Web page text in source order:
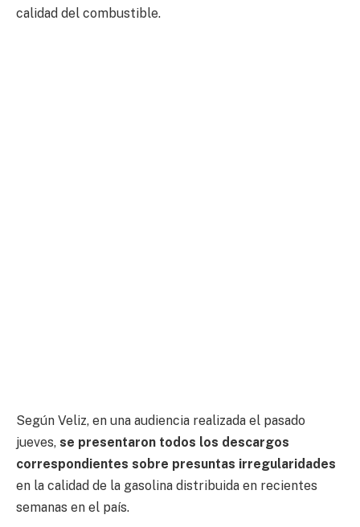
calidad del combustible.
Según Veliz, en una audiencia realizada el pasado
jueves, se presentaron todos los descargos
correspondientes sobre presuntas irregularidades
en la calidad de la gasolina distribuida en recientes
semanas en el país.